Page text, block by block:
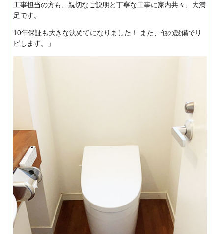
工事担当の方も、親切なご説明と丁寧な工事に家内共々、大満
足です。
10年保証も大きな決めてになりました！
また、他の設備でリ
ピします。」